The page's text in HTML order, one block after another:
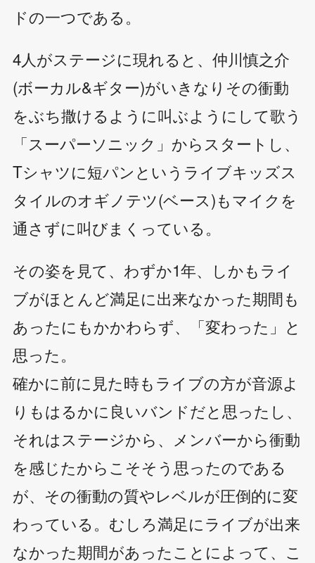
ドの一つである。
4人がステージに現れると、仲川慎之介
(ボーカル&ギター)がいきなりその衝動
をぶち撒けるように叫ぶようにして歌う
「スーパーソニック」からスタートし、
Tシャツに短パンというライブキッズス
タイルのオギノテツ(ベース)もマイクを
通さずに叫びまくっている。
その姿を見て、わずか1年、しかもライ
ブがほとんど満足に出来なかった期間も
あったにもかかわらず、「変わった」と
思った。
確かに前に見た時もライブの方が音源よ
りもはるかに良いバンドだと思ったし、
それはステージから、メンバーから衝動
を感じたからこそそう思ったのである
が、その衝動の質やレベルが圧倒的に変
わっている。むしろ満足にライブが出来
なかった期間があったことによって、こ